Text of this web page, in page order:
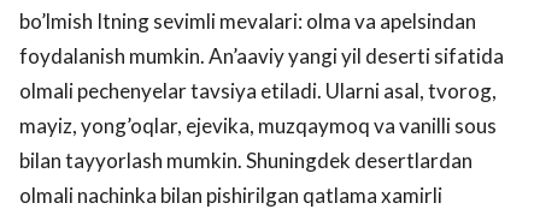
bo’lmish Itning sevimli mevalari: olma va apelsindan
foydalanish mumkin. An’aaviy yangi yil deserti sifatida
olmali pechenyelar tavsiya etiladi. Ularni asal, tvorog,
mayiz, yong’oqlar, ejevika, muzqaymoq va vanilli sous
bilan tayyorlash mumkin. Shuningdek desertlardan
olmali nachinka bilan pishirilgan qatlama xamirli